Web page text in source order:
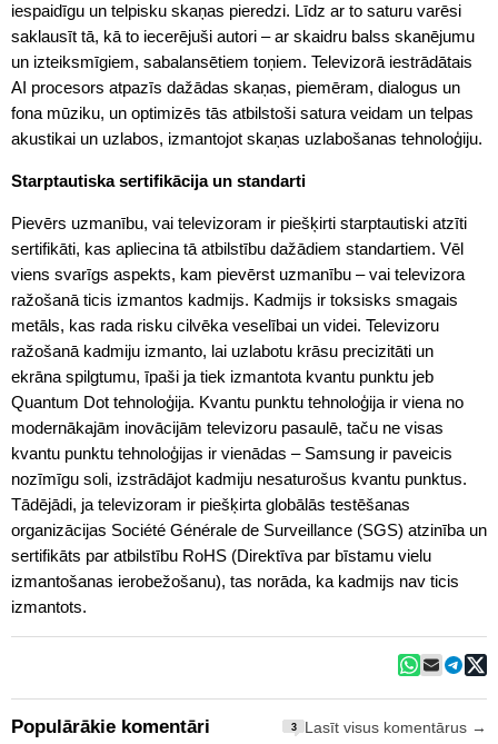
iespaidīgu un telpisku skaņas pieredzi. Līdz ar to saturu varēsi
saklausīt tā, kā to iecerējuši autori – ar skaidru balss skanējumu
un izteiksmīgiem, sabalansētiem toņiem. Televizorā iestrādātais
AI procesors atpazīs dažādas skaņas, piemēram, dialogus un
fona mūziku, un optimizēs tās atbilstoši satura veidam un telpas
akustikai un uzlabos, izmantojot skaņas uzlabošanas tehnoloģiju.
Starptautiska sertifikācija un standarti
Pievērs uzmanību, vai televizoram ir piešķirti starptautiski atzīti
sertifikāti, kas apliecina tā atbilstību dažādiem standartiem. Vēl
viens svarīgs aspekts, kam pievērst uzmanību – vai televizora
ražošanā ticis izmantos kadmijs. Kadmijs ir toksisks smagais
metāls, kas rada risku cilvēka veselībai un videi. Televizoru
ražošanā kadmiju izmanto, lai uzlabotu krāsu precizitāti un
ekrāna spilgtumu, īpaši ja tiek izmantota kvantu punktu jeb
Quantum Dot tehnoloģija. Kvantu punktu tehnoloģija ir viena no
modernākajām inovācijām televizoru pasaulē, taču ne visas
kvantu punktu tehnoloģijas ir vienādas – Samsung ir paveicis
nozīmīgu soli, izstrādājot kadmiju nesaturošus kvantu punktus.
Tādējādi, ja televizoram ir piešķirta globālās testēšanas
organizācijas Société Générale de Surveillance (SGS) atzinība un
sertifikāts par atbilstību RoHS (Direktīva par bīstamu vielu
izmantošanas ierobežošanu), tas norāda, ka kadmijs nav ticis
izmantots.
Populārākie komentāri 3 Lasīt visus komentārus →